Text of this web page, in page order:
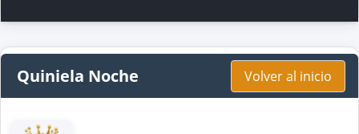
Quiniela Noche Volver al inicio